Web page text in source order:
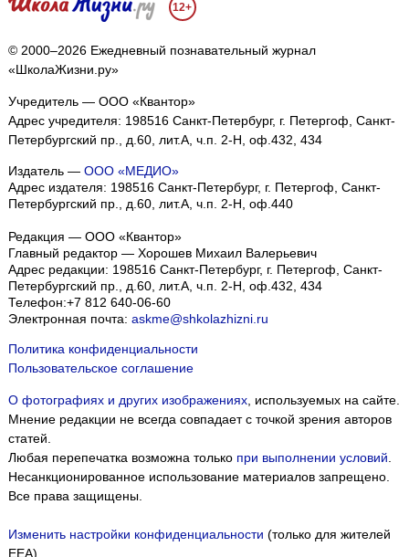
12+
© 2000–2026 Ежедневный познавательный журнал
«ШколаЖизни.ру»
Учредитель — ООО «Квантор»
Адрес учредителя: 198516 Санкт-Петербург, г. Петергоф, Санкт-
Петербургский пр., д.60, лит.А, ч.п. 2-Н, оф.432, 434
Издатель — ООО «МЕДИО»
Адрес издателя: 198516 Санкт-Петербург, г. Петергоф, Санкт-
Петербургский пр., д.60, лит.А, ч.п. 2-Н, оф.440
Редакция — ООО «Квантор»
Главный редактор — Хорошев Михаил Валерьевич
Адрес редакции: 198516 Санкт-Петербург, г. Петергоф, Санкт-
Петербургский пр., д.60, лит.А, ч.п. 2-Н, оф.432, 434
Телефон:+7 812 640-06-60
Электронная почта: askme@shkolazhizni.ru
Политика конфиденциальности
Пользовательское соглашение
О фотографиях и других изображениях, используемых на сайте.
Мнение редакции не всегда совпадает с точкой зрения авторов
статей.
Любая перепечатка возможна только при выполнении условий.
Несанкционированное использование материалов запрещено.
Все права защищены.
Изменить настройки конфиденциальности (только для жителей
EEA)